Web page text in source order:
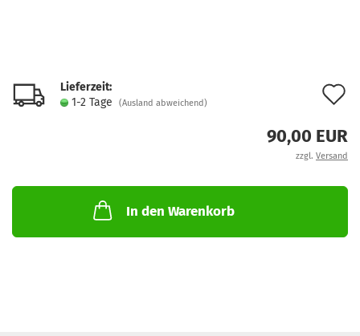
Lieferzeit:
1-2 Tage
(Ausland abweichend)
90,00 EUR
zzgl. Versand
In den Warenkorb